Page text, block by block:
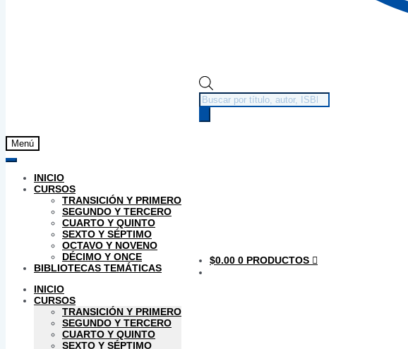
Búsqueda
de
productos
Menú
INICIO
CURSOS
TRANSICIÓN Y PRIMERO
SEGUNDO Y TERCERO
CUARTO Y QUINTO
SEXTO Y SÉPTIMO
OCTAVO Y NOVENO
DÉCIMO Y ONCE
BIBLIOTECAS TEMÁTICAS
INICIO
CURSOS
TRANSICIÓN Y PRIMERO
SEGUNDO Y TERCERO
CUARTO Y QUINTO
SEXTO Y SÉPTIMO
$0.00 0 PRODUCTOS